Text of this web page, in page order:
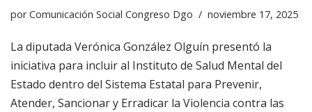
porComunicación Social Congreso Dgo noviembre 17, 2025
La diputada Verónica González Olguín presentó la
iniciativa para incluir al Instituto de Salud Mental del
Estado dentro del Sistema Estatal para Prevenir,
Atender, Sancionar y Erradicar la Violencia contra las